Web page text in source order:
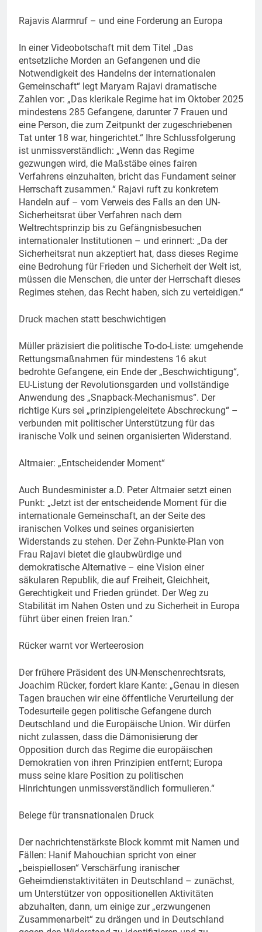
Rajavis Alarmruf – und eine Forderung an Europa
In einer Videobotschaft mit dem Titel „Das
entsetzliche Morden an Gefangenen und die
Notwendigkeit des Handelns der internationalen
Gemeinschaft“ legt Maryam Rajavi dramatische
Zahlen vor: „Das klerikale Regime hat im Oktober 2025
mindestens 285 Gefangene, darunter 7 Frauen und
eine Person, die zum Zeitpunkt der zugeschriebenen
Tat unter 18 war, hingerichtet.“ Ihre Schlussfolgerung
ist unmissverständlich: „Wenn das Regime
gezwungen wird, die Maßstäbe eines fairen
Verfahrens einzuhalten, bricht das Fundament seiner
Herrschaft zusammen.“ Rajavi ruft zu konkretem
Handeln auf – vom Verweis des Falls an den UN-
Sicherheitsrat über Verfahren nach dem
Weltrechtsprinzip bis zu Gefängnisbesuchen
internationaler Institutionen – und erinnert: „Da der
Sicherheitsrat nun akzeptiert hat, dass dieses Regime
eine Bedrohung für Frieden und Sicherheit der Welt ist,
müssen die Menschen, die unter der Herrschaft dieses
Regimes stehen, das Recht haben, sich zu verteidigen.“
Druck machen statt beschwichtigen
Müller präzisiert die politische To-do-Liste: umgehende
Rettungsmaßnahmen für mindestens 16 akut
bedrohte Gefangene, ein Ende der „Beschwichtigung“,
EU-Listung der Revolutionsgarden und vollständige
Anwendung des „Snapback-Mechanismus“. Der
richtige Kurs sei „prinzipiengeleitete Abschreckung“ –
verbunden mit politischer Unterstützung für das
iranische Volk und seinen organisierten Widerstand.
Altmaier: „Entscheidender Moment“
Auch Bundesminister a.D. Peter Altmaier setzt einen
Punkt: „Jetzt ist der entscheidende Moment für die
internationale Gemeinschaft, an der Seite des
iranischen Volkes und seines organisierten
Widerstands zu stehen. Der Zehn-Punkte-Plan von
Frau Rajavi bietet die glaubwürdige und
demokratische Alternative – eine Vision einer
säkularen Republik, die auf Freiheit, Gleichheit,
Gerechtigkeit und Frieden gründet. Der Weg zu
Stabilität im Nahen Osten und zu Sicherheit in Europa
führt über einen freien Iran.“
Rücker warnt vor Werteerosion
Der frühere Präsident des UN-Menschenrechtsrats,
Joachim Rücker, fordert klare Kante: „Genau in diesen
Tagen brauchen wir eine öffentliche Verurteilung der
Todesurteile gegen politische Gefangene durch
Deutschland und die Europäische Union. Wir dürfen
nicht zulassen, dass die Dämonisierung der
Opposition durch das Regime die europäischen
Demokratien von ihren Prinzipien entfernt; Europa
muss seine klare Position zu politischen
Hinrichtungen unmissverständlich formulieren.“
Belege für transnationalen Druck
Der nachrichtenstärkste Block kommt mit Namen und
Fällen: Hanif Mahouchian spricht von einer
„beispiellosen“ Verschärfung iranischer
Geheimdienstaktivitäten in Deutschland – zunächst,
um Unterstützer von oppositionellen Aktivitäten
abzuhalten, dann, um einige zur „erzwungenen
Zusammenarbeit“ zu drängen und in Deutschland